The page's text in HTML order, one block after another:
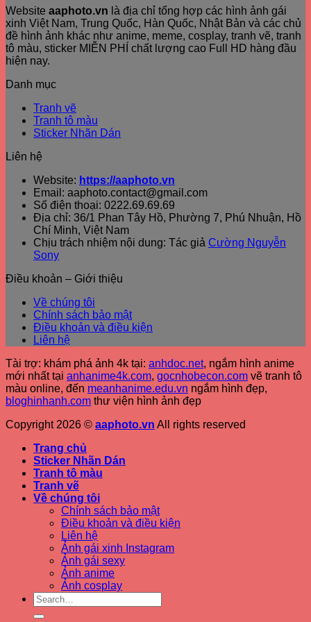
Website aaphoto.vn là địa chỉ tổng hợp các hình ảnh gái
xinh Việt Nam, Trung Quốc, Hàn Quốc, Nhật Bản và các chủ
đề hình ảnh khác như anime, meme, cosplay, tranh vẽ, tranh
tô màu, sticker MIỄN PHÍ chất lượng cao Full HD hàng đầu
hiện nay.
Danh mục
Tranh vẽ
Tranh tô màu
Sticker Nhãn Dán
Liên hệ
Website: https://aaphoto.vn
Email: aaphoto.contact@gmail.com
Số điện thoại: 0222.69.69.69
Địa chỉ: 36/1 Phan Tây Hồ, Phường 7, Phú Nhuận, Hồ
Chí Minh, Việt Nam
Chịu trách nhiệm nội dung: Tác giả Cường Nguyễn
Sony
Điều khoản – Giới thiệu
Về chúng tôi
Chính sách bảo mật
Điều khoản và điều kiện
Liên hệ
Tài trợ: khám phá ảnh 4k tại: anhdoc.net, ngắm hình anime
mới nhất tại anhanime4k.com, gocnhobecon.com vẽ tranh tô
màu online, đến meanhanime.edu.vn ngắm hình đẹp,
bloghinhanh.com thư viện hình ảnh đẹp
Copyright 2026 © aaphoto.vn All rights reserved
Trang chủ
Sticker Nhãn Dán
Tranh tô màu
Tranh vẽ
Về chúng tôi
Chính sách bảo mật
Điều khoản và điều kiện
Liên hệ
Ảnh gái xinh Instagram
Ảnh gái sexy
Ảnh anime
Ảnh cosplay